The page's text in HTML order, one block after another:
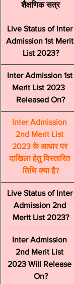
शैक्षणिक सत्र
Live Status of Inter
Admission 1st Merit
List 2023?
Inter Admission 1st
Merit List 2023
Released On?
Inter Admission
2nd Merit List
2023 के आधार पर
दाखिला हेतु विस्तारित
तिथि क्या है?
Live Status of Inter
Admission 2nd
Merit List 2023?
Inter Admission
2nd Merit List
2023 Will Release
On?